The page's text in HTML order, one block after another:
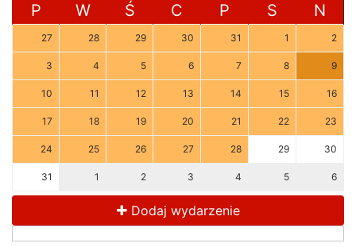
P W Ś C P S N
27 28 29 30 31 1 2
3 4 5 6 7 8 9
10 11 12 13 14 15 16
17 18 19 20 21 22 23
24 25 26 27 28 29 30
31 1 2 3 4 5 6
Dodaj wydarzenie